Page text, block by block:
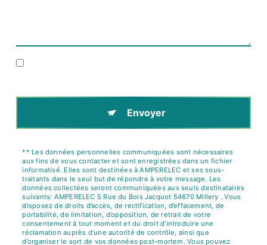
Envoyer
** Les données personnelles communiquées sont nécessaires
aux fins de vous contacter et sont enregistrées dans un fichier
informatisé. Elles sont destinées à AMPERELEC et ses sous-
traitants dans le seul but de répondre à votre message. Les
données collectées seront communiquées aux seuls destinataires
suivants: AMPERELEC 5 Rue du Bois Jacquot 54670 Millery . Vous
disposez de droits d’accès, de rectification, d’effacement, de
portabilité, de limitation, d’opposition, de retrait de votre
consentement à tout moment et du droit d’introduire une
réclamation auprès d’une autorité de contrôle, ainsi que
d’organiser le sort de vos données post-mortem. Vous pouvez